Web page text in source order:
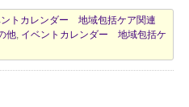
ントカレンダー 地域包括ケア関連
他 イベントカレンダー 地域包括ケ